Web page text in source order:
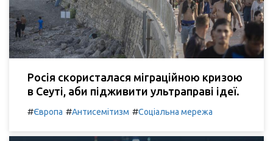
Росія скористалася міграційною кризою
в Сеуті, аби підживити ультраправі ідеї.
#Європа #Антисемітизм #Соціальна мережа